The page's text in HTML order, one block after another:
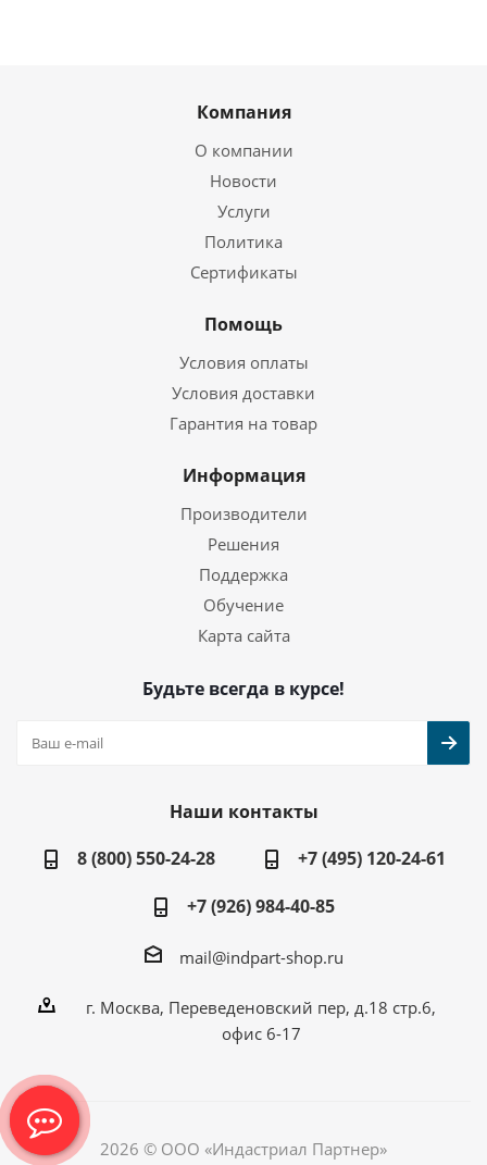
Компания
О компании
Новости
Услуги
Политика
Сертификаты
Помощь
Условия оплаты
Условия доставки
Гарантия на товар
Информация
Производители
Решения
Поддержка
Обучение
Карта сайта
Будьте всегда в курсе!
Наши контакты
8 (800) 550-24-28
+7 (495) 120-24-61
+7 (926) 984-40-85
mail@indpart-shop.ru
г. Москва, Переведеновский пер, д.18 стр.6,
офис 6-17
2026 © ООО «Индастриал Партнер»